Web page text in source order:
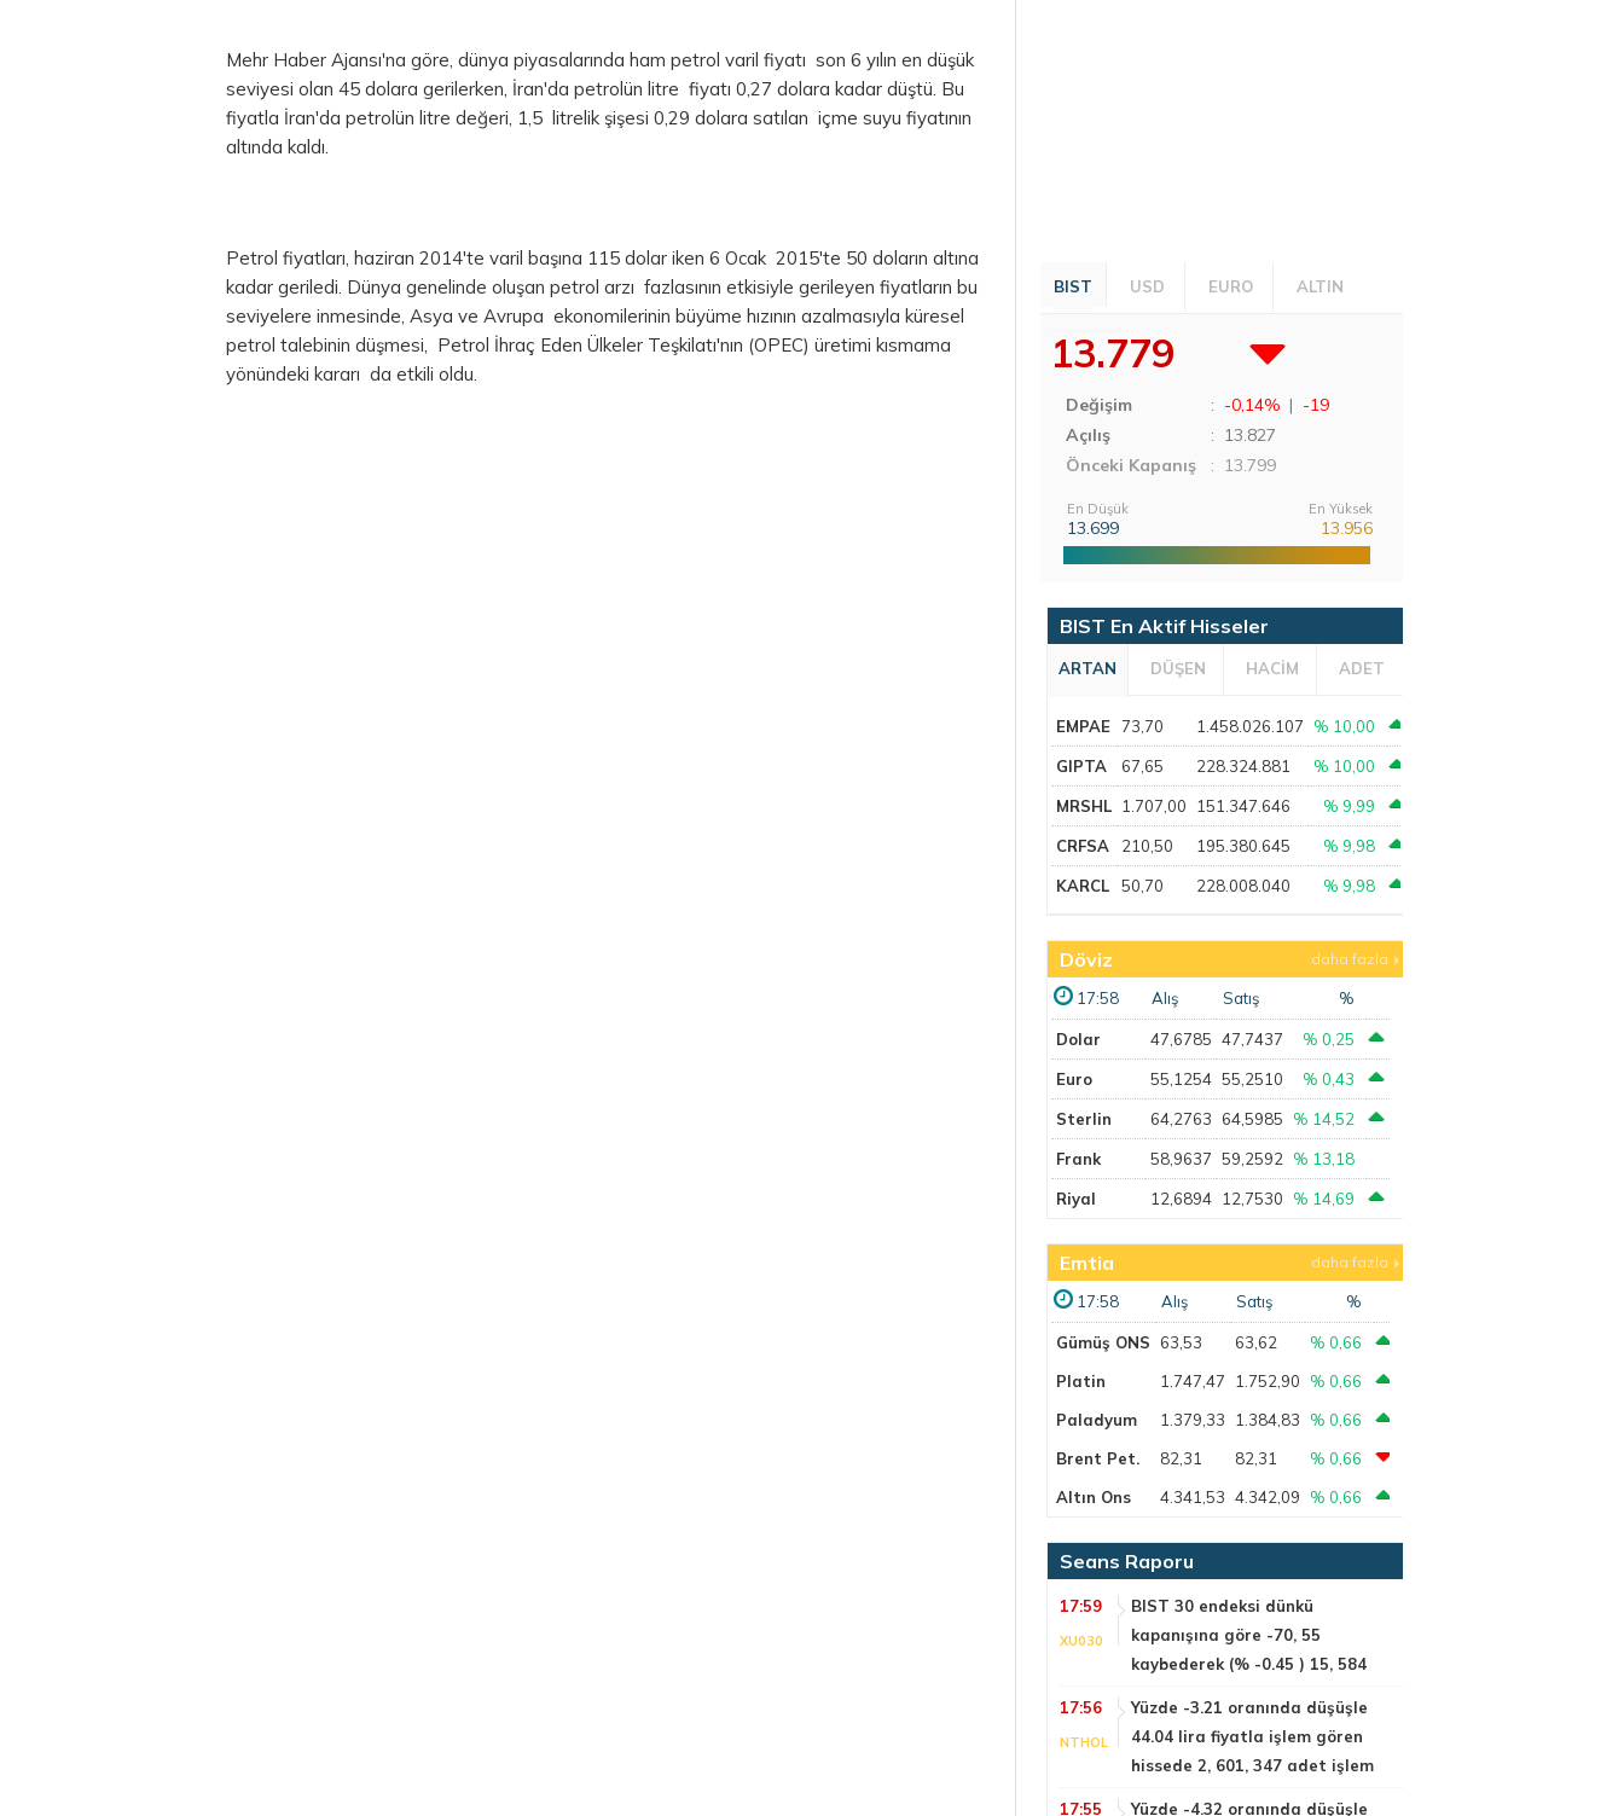
Mehr Haber Ajansı'na göre, dünya piyasalarında ham petrol varil fiyatı son 6 yılın en düşük
seviyesi olan 45 dolara gerilerken, İran'da petrolün litre fiyatı 0,27 dolara kadar düştü. Bu
fiyatla İran'da petrolün litre değeri, 1,5 litrelik şişesi 0,29 dolara satılan içme suyu fiyatının
altında kaldı.
Petrol fiyatları, haziran 2014'te varil başına 115 dolar iken 6 Ocak 2015'te 50 doların altına
kadar geriledi. Dünya genelinde oluşan petrol arzı fazlasının etkisiyle gerileyen fiyatların bu
seviyelere inmesinde, Asya ve Avrupa ekonomilerinin büyüme hızının azalmasıyla küresel
petrol talebinin düşmesi, Petrol İhraç Eden Ülkeler Teşkilatı'nın (OPEC) üretimi kısmama
yönündeki kararı da etkili oldu.
BIST USD EURO ALTIN
13.779
Değişim : -0,14% | -19
Açılış
: 13.827
Önceki Kapanış
: 13.799
En Düşük
13.699
En Yüksek
13.956
BIST En Aktif Hisseler
ARTAN DÜŞEN HACİM ADET
EMPAE 73,70 1.458.026.107 % 10,00
GIPTA 67,65 228.324.881 % 10,00
MRSHL 1.707,00 151.347.646 % 9,99
CRFSA 210,50 195.380.645 % 9,98
KARCL 50,70 228.008.040 % 9,98
Döviz daha fazla
17:58 Alış Satış %
Dolar 47,6785 47,7437 % 0,25
Euro 55,1254 55,2510 % 0,43
Sterlin 64,2763 64,5985 % 14,52
Frank 58,9637 59,2592 % 13,18
Riyal 12,6894 12,7530 % 14,69
Emtia daha fazla
17:58 Alış Satış %
Gümüş ONS 63,53 63,62
% 0,66
Platin
1.747,47 1.752,90
% 0,66
Paladyum
1.379,33 1.384,83
% 0,66
Brent Pet.
82,31 82,31
% 0,66
Altın Ons
4.341,53 4.342,09 % 0,66
Seans Raporu
17:59
XU030
BIST 30 endeksi dünkü
kapanışına göre -70, 55
kaybederek (% -0.45 ) 15, 584
17:56
NTHOL
Yüzde -3.21 oranında düşüşle
44.04 lira fiyatla işlem gören
hissede 2, 601, 347 adet işlem
17:55
Yüzde -4.32 oranında düşüşle